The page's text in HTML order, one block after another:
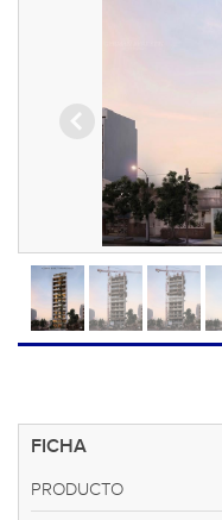
FICHA
PRODUCTO